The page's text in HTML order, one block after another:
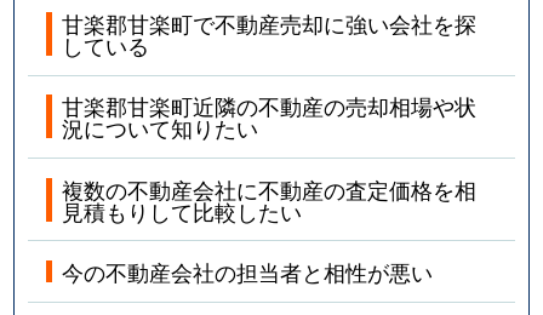
甘楽郡甘楽町で不動産売却に強い会社を探
している
甘楽郡甘楽町近隣の不動産の売却相場や状
況について知りたい
複数の不動産会社に不動産の査定価格を相
見積もりして比較したい
今の不動産会社の担当者と相性が悪い